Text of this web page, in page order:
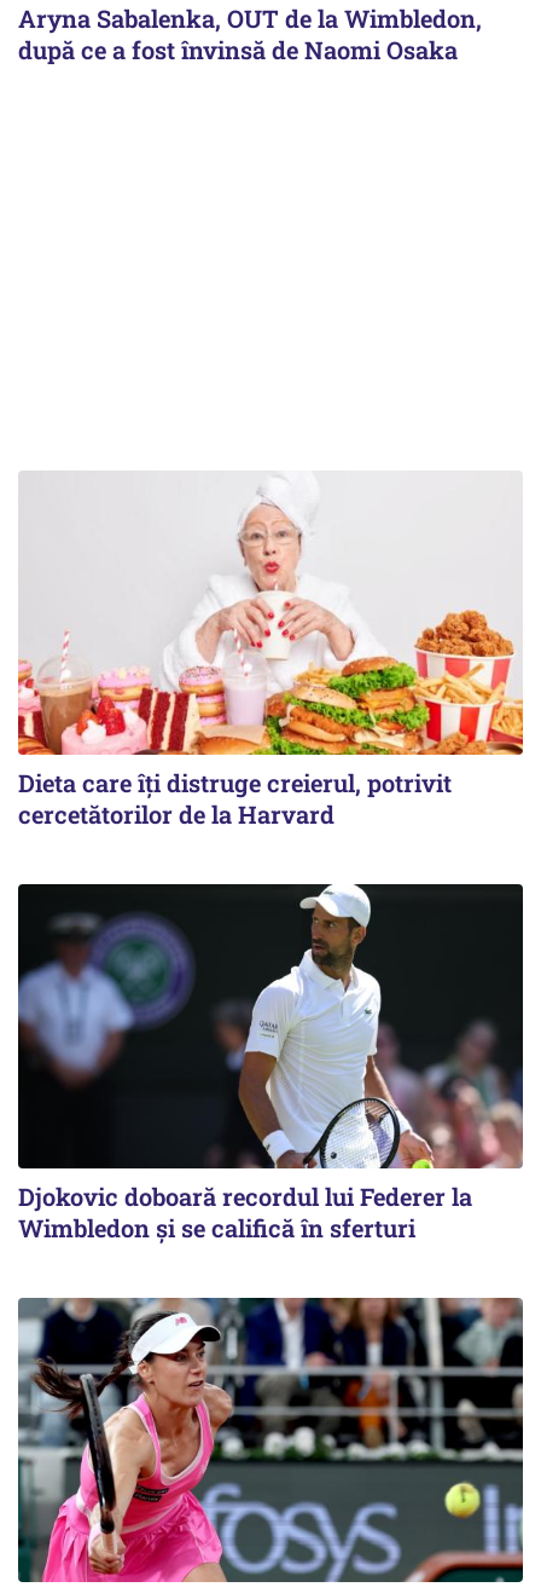
Aryna Sabalenka, OUT de la Wimbledon,
după ce a fost învinsă de Naomi Osaka
Dieta care îți distruge creierul, potrivit
cercetătorilor de la Harvard
Djokovic doboară recordul lui Federer la
Wimbledon și se califică în sferturi